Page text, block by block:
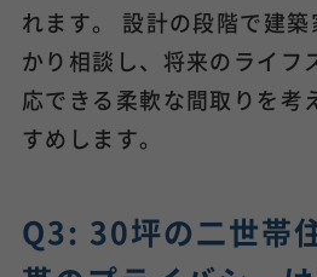
れます。 設計の段階で建
かり相談し、将来のライフ
応できる柔軟な間取りを考
すめします。
Q3: 30坪の二世帯